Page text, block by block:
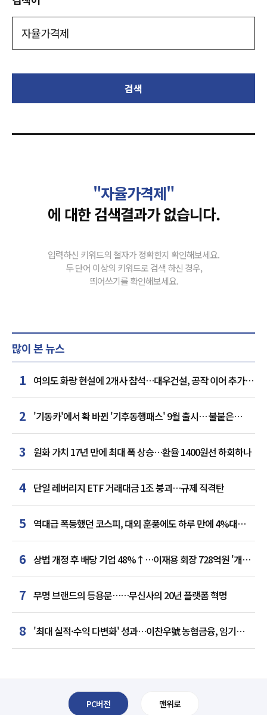
검색
"자율가격제"
에 대한 검색결과가 없습니다.
입력하신 키워드의 철자가 정확한지 확인해보세요.
두 단어 이상의 키워드로 검색 하신 경우,
띄어쓰기를 확인해보세요.
많이 본 뉴스
1 여의도 화랑 현설에 2개사 참석…대우건설, 공작 이어 추가
거점 확보하나
2 '기동카'에서 확 바뀐 '기후동행패스' 9월 출시… 불붙은
카드사 경쟁
3 원화 가치 17년 만에 최대 폭 상승…환율 1400원선 하회하나
4 단일 레버리지 ETF 거래대금 1조 붕괴…규제 직격탄
5 역대급 폭등했던 코스피, 대외 훈풍에도 하루 만에 4%대
급락
6 상법 개정 후 배당 기업 48%↑…이재용 회장 728억원 '개인
최다'
7 무명 브랜드의 등용문……무신사의 20년 플랫폼 혁명
8 '최대 실적·수익 다변화' 성과…이찬우號 농협금융, 임기
말년 성장 박차
PC버전 맨위로